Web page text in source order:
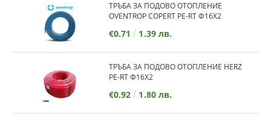
ТРЪБА ЗА ПОДОВО ОТОПЛЕНИЕ
OVENTROP COPERT PE-RT Ф16Х2
€0.71 1.39 лв.
ТРЪБА ЗА ПОДОВО ОТОПЛЕНИЕ HERZ
PE-RT Ф16Х2
€0.92 1.80 лв.